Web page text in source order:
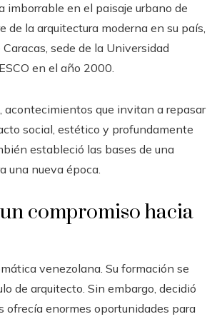
imborrable en el paisaje urbano de
de la arquitectura moderna en su país,
sede de la Universidad
en el año 2000.
acontecimientos que invitan a repasar
social, estético y profundamente
estableció las bases de una
una nueva época.
compromiso hacia
venezolana. Su formación se
de arquitecto. Sin embargo, decidió
ofrecía enormes oportunidades para